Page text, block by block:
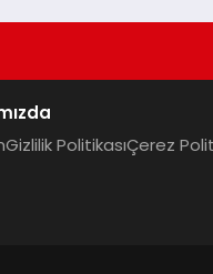
Gizlilik PolitikasıÇerez